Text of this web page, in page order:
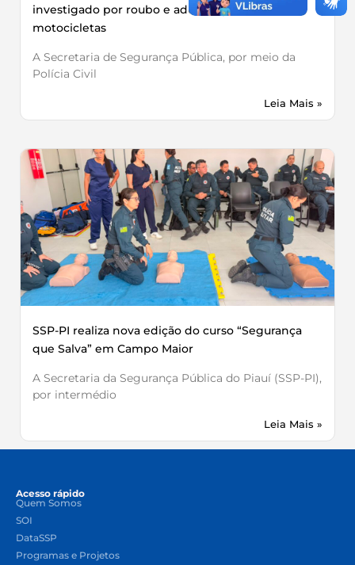
investigado por roubo e adulteração de
motocicletas
A Secretaria de Segurança Pública, por meio da
Polícia Civil
Leia Mais »
SSP-PI realiza nova edição do curso “Segurança
que Salva” em Campo Maior
A Secretaria da Segurança Pública do Piauí (SSP-PI),
por intermédio
Leia Mais »
Acesso rápido
Quem Somos
SOI
DataSSP
Programas e Projetos